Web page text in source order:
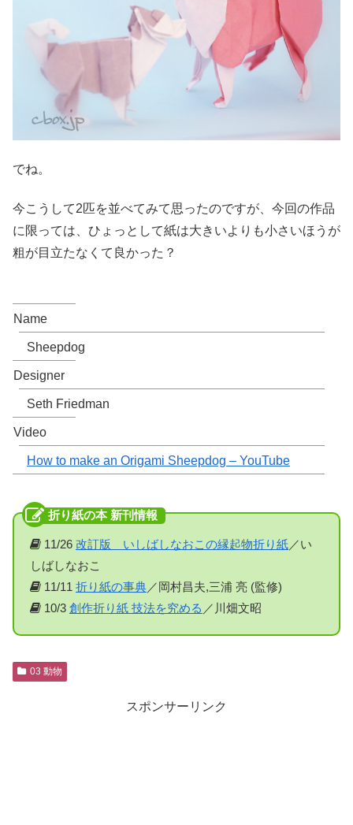
でね。
今こうして2匹を並べてみて思ったのですが、今回の作品
に限っては、ひょっとして紙は大きいよりも小さいほうが
粗が目立たなくて良かった？
Name
Sheepdog
Designer
Seth Friedman
Video
How to make an Origami Sheepdog – YouTube
11/26 改訂版 いしばしなおこの縁起物折り紙／い
しばしなおこ
11/11 折り紙の事典／岡村昌夫,三浦 亮 (監修)
10/3 創作折り紙 技法を究める ／川畑文昭
03 動物
スポンサーリンク